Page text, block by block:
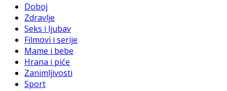
Doboj
Zdravlje
Seks i ljubav
Filmovi i serije
Mame i bebe
Hrana i piće
Zanimljivosti
Sport